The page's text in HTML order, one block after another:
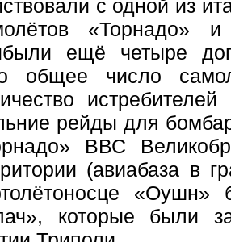
с одной из
«Торнадо»
ещё четыре
общее число
рейды для
ВВС
(авиабаза в
«Оушн»
которые были